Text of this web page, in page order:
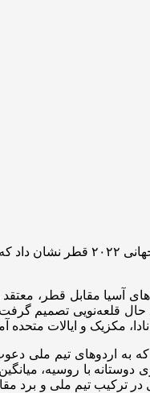
به گزارش اقتصاد آنلاین به نقل از تابناک،
آسیا مقابل قطر،
با این حال قلعه‌نویی
به اردوهای تیم ملی
ترکیب تیم ملی و برد